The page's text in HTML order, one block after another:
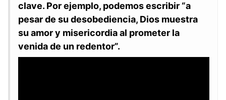
clave. ⁢Por ejemplo, podemos escribir “a
pesar de su desobediencia,‍ Dios muestra
su amor y ​misericordia al prometer la
venida de un redentor”.